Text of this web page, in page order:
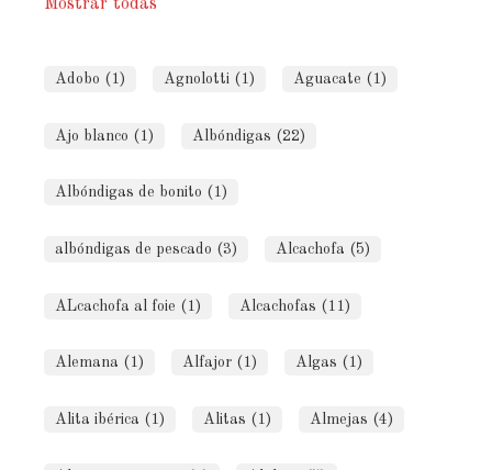
Mostrar todas
Adobo (1) Agnolotti (1) Aguacate (1)
Ajo blanco (1) Albóndigas (22)
Albóndigas de bonito (1)
albóndigas de pescado (3) Alcachofa (5)
ALcachofa al foie (1) Alcachofas (11)
Alemana (1) Alfajor (1) Algas (1)
Alita ibérica (1) Alitas (1) Almejas (4)